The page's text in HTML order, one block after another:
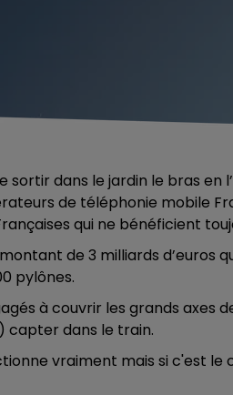
sortir dans le jardin le bras en
de téléphonie mobile
qui ne bénéficient
montant de 3 milliards
pylônes.
à couvrir les grands
capter dans le train.
vraiment mais si c'est